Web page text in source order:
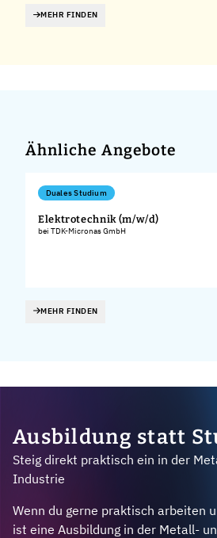
MEHR FINDEN
Ähnliche Angebote
Duales Studium
Elektrotechnik (m/w/d)
bei TDK-Micronas GmbH
MEHR FINDEN
Ausbildung statt
Steig direkt praktisch ein in der
Industrie
Wenn du gerne praktisch arbeiten
ist eine Ausbildung in der Metall-